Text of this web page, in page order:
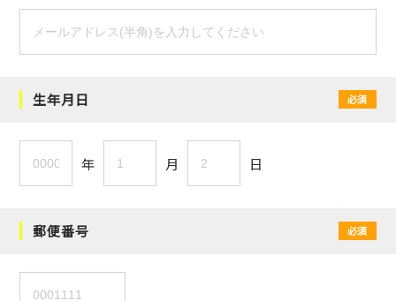
生年月日 必須
年 月 日
郵便番号 必須